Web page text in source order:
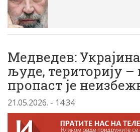
Медведев:
људе, територију
пропаст је
21.05.2026. - 14:34